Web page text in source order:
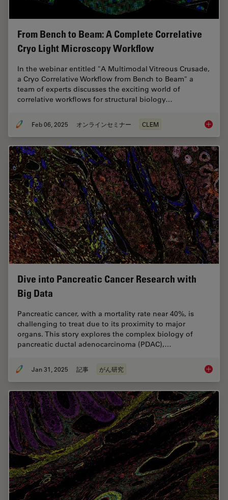
From Bench to Beam: A Complete Correlative
Cryo Light Microscopy Workflow
In the webinar entitled "A Multimodal Vitreous Crusade,
a Cryo Correlative Workflow from Bench to Beam" a
team of experts discusses the exciting world of
correlative workflows for structural biology…
Feb 06, 2025 オンラインセミナー CLEM From
Dive into Pancreatic Cancer Research with
Big Data
Pancreatic cancer, with a mortality rate near 40%, is
challenging to treat due to its proximity to major
organs. This story explores the complex biology of
pancreatic ductal adenocarcinoma (PDAC),…
Jan 31, 2025 記事 がん研究 Dive